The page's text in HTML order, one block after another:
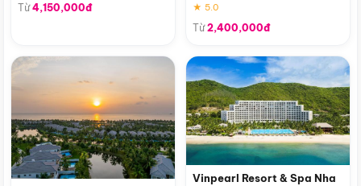
Từ4,150,000đ
★ 5.0
Từ2,400,000đ
Vinpearl Resort & Spa Nha